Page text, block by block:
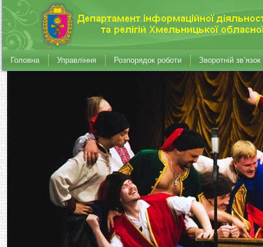
Головна Управління Розпорядок роботи Зворотній зв’язок